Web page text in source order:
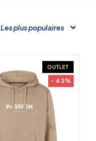
Les plus populaires
OUTLET
- 43%